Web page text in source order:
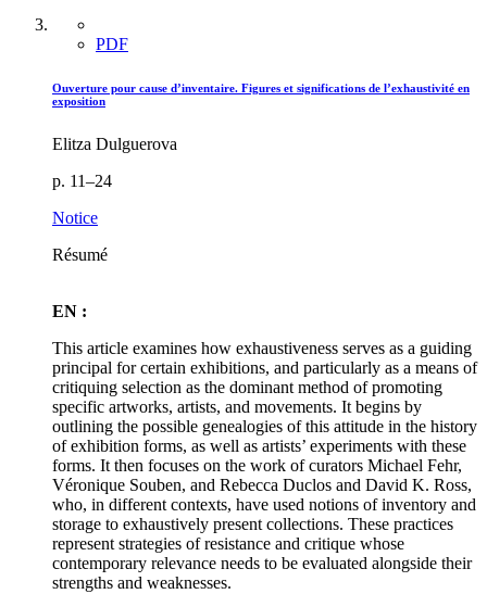
PDF
Ouverture pour cause d’inventaire. Figures et significations de l’exhaustivité en
exposition
Elitza Dulguerova
p. 11–24
Notice
Résumé
EN :
This article examines how exhaustiveness serves as a guiding
principal for certain exhibitions, and particularly as a means of
critiquing selection as the dominant method of promoting
specific artworks, artists, and movements. It begins by
outlining the possible genealogies of this attitude in the history
of exhibition forms, as well as artists’ experiments with these
forms. It then focuses on the work of curators Michael Fehr,
Véronique Souben, and Rebecca Duclos and David K. Ross,
who, in different contexts, have used notions of inventory and
storage to exhaustively present collections. These practices
represent strategies of resistance and critique whose
contemporary relevance needs to be evaluated alongside their
strengths and weaknesses.